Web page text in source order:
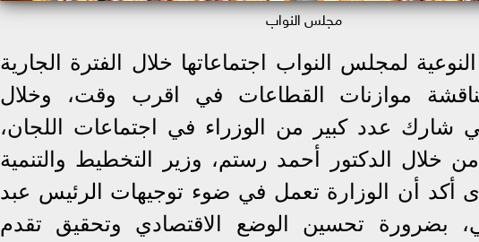
مجلس النواب
لمجلس النواب اجتماعاتها خلال الفترة الجارية
موازنات القطاعات في اقرب وقت، وخلال
شارك عدد كبير من الوزراء في اجتماعات اللجان،
من خلال الدكتور أحمد رستم، وزير التخطيط والتنمية
أكد أن الوزارة تعمل في ضوء توجيهات الرئيس عبد
بضرورة تحسين الوضع الاقتصادي وتحقيق تقدم